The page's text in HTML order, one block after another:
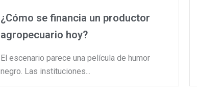
¿Cómo se financia un productor
agropecuario hoy?
El escenario parece una película de humor
negro. Las instituciones...